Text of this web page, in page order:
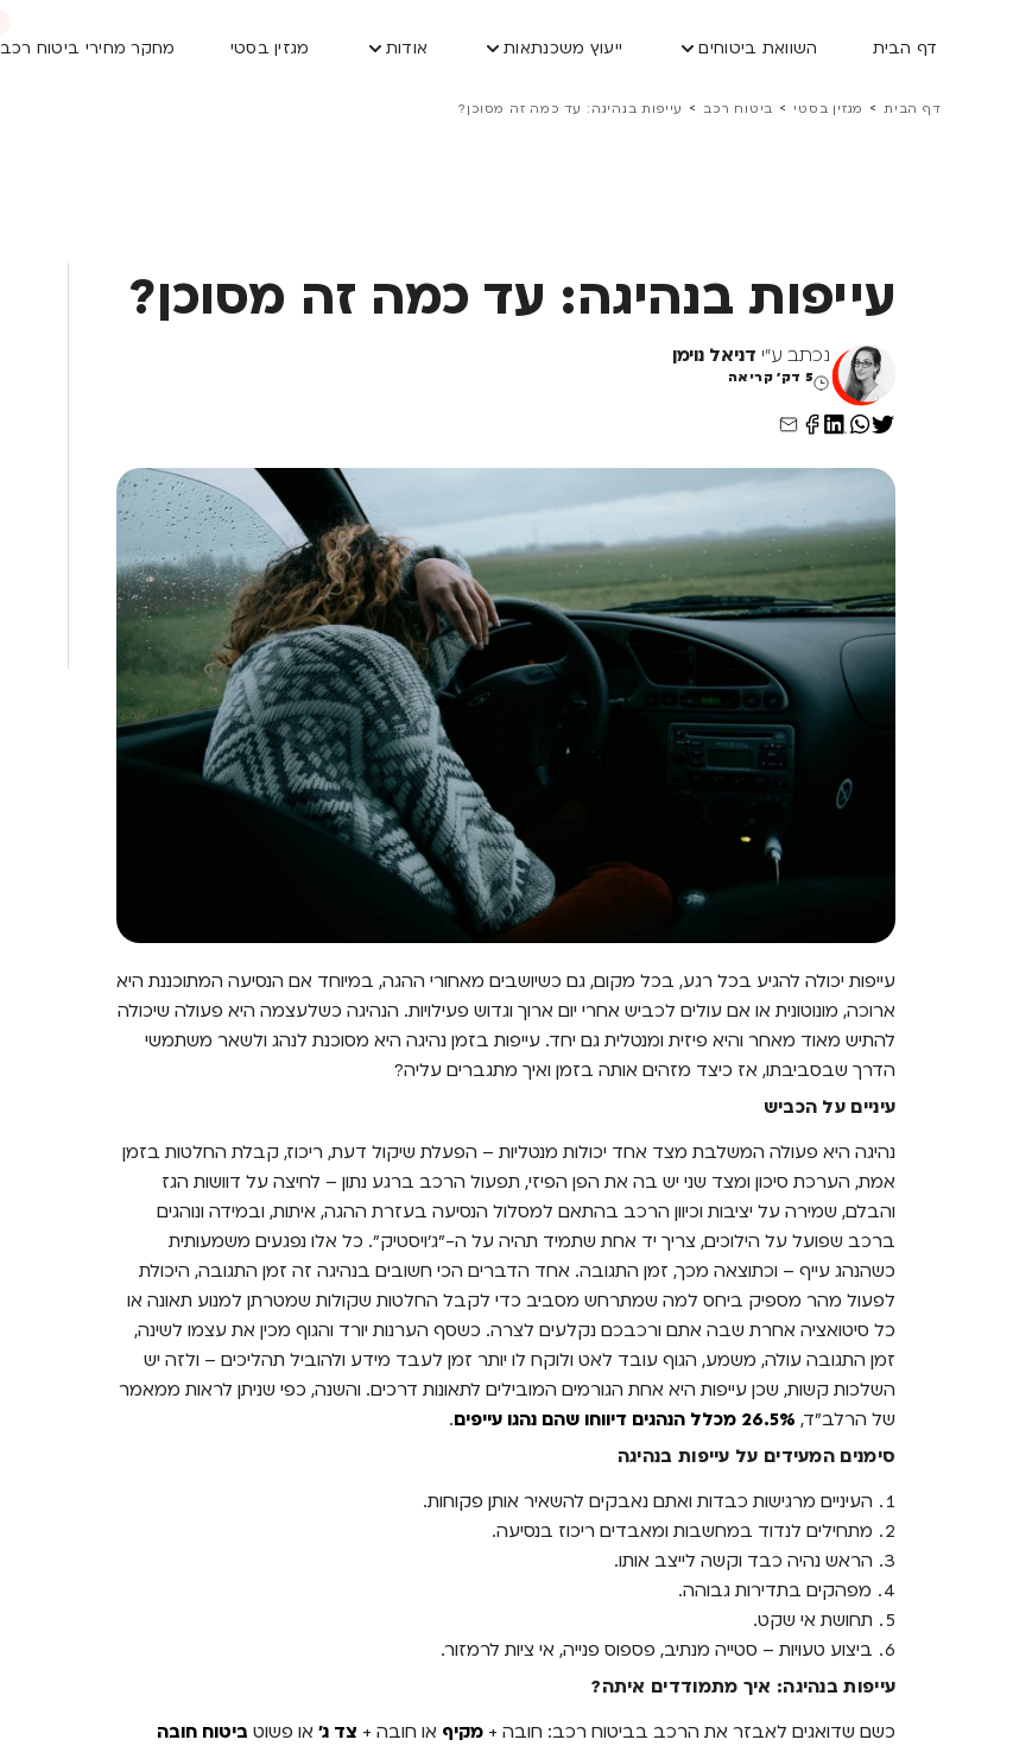
דף הבית השוואת ביטוחים ייעוץ משכנתאות אודות מגזין בסטי מחקר מחירי ביטוח רכב
דף הבית > מגזין בסטי > ביטוח רכב > עייפות בנהיגה: עד כמה זה מסוכן?
עייפות בנהיגה: עד כמה זה מסוכן?
נכתב ע"י דניאל נוימן
5 דק' קריאה
עייפות יכולה להגיע בכל רגע, בכל מקום, גם כשיושבים מאחורי ההגה, במיוחד אם הנסיעה המתוכננת היא
ארוכה, מונוטונית או אם עולים לכביש אחרי יום ארוך וגדוש פעילויות. הנהיגה כשלעצמה היא פעולה שיכולה
להתיש מאוד מאחר והיא פיזית ומנטלית גם יחד. עייפות בזמן נהיגה היא מסוכנת לנהג ולשאר משתמשי
הדרך שבסביבתו, אז כיצד מזהים אותה בזמן ואיך מתגברים עליה?
עיניים על הכביש
נהיגה היא פעולה המשלבת מצד אחד יכולות מנטליות – הפעלת שיקול דעת, ריכוז, קבלת החלטות בזמן
אמת, הערכת סיכון ומצד שני יש בה את הפן הפיזי, תפעול הרכב ברגע נתון – לחיצה על דוושות הגז
והבלם, שמירה על יציבות וכיוון הרכב בהתאם למסלול הנסיעה בעזרת ההגה, איתות, ובמידה ונוהגים
ברכב שפועל על הילוכים, צריך יד אחת שתמיד תהיה על ה-"ג'ויסטיק". כל אלו נפגעים משמעותית
כשהנהג עייף – וכתוצאה מכך, זמן התגובה. אחד הדברים הכי חשובים בנהיגה זה זמן התגובה, היכולת
לפעול מהר מספיק ביחס למה שמתרחש מסביב כדי לקבל החלטות שקולות שמטרתן למנוע תאונה או
כל סיטואציה אחרת שבה אתם ורכבכם נקלעים לצרה. כשסף הערנות יורד והגוף מכין את עצמו לשינה,
זמן התגובה עולה, משמע, הגוף עובד לאט ולוקח לו יותר זמן לעבד מידע ולהוביל תהליכים – ולזה יש
השלכות קשות, שכן עייפות היא אחת הגורמים המובילים לתאונות דרכים. והשנה, כפי שניתן לראות ממאמר
של הרלב"ד, 26.5% מכלל הנהגים דיווחו שהם נהגו עייפים
.
סימנים המעידים על עייפות בנהיגה
העיניים מרגישות כבדות ואתם נאבקים להשאיר אותן פקוחות.
מתחילים לנדוד במחשבות ומאבדים ריכוז בנסיעה.
הראש נהיה כבד וקשה לייצב אותו.
מפהקים בתדירות גבוהה.
תחושת אי שקט.
ביצוע טעויות – סטייה מנתיב, פספוס פנייה, אי ציות לרמזור.
עייפות בנהיגה: איך מתמודדים איתה?
כשם שדואגים לאבזר את הרכב בביטוח רכב: חובה + מקיף או חובה + צד ג'או פשוט ביטוח חובה